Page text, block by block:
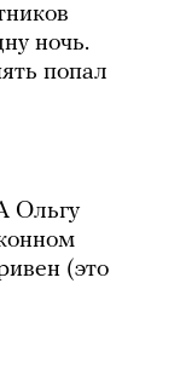
ночь.
попал
Ольгу
(это